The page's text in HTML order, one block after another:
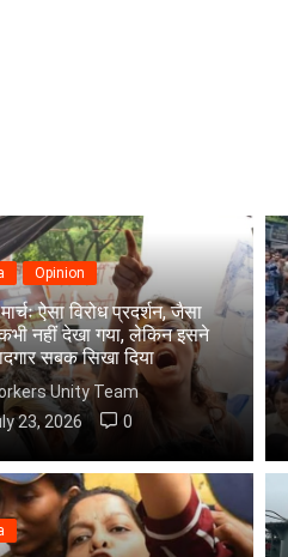
Opinion
ऐसा विरोध प्रदर्शन, जैसा
नहीं देखा गया, लेकिन इसने
सबक सिखा दिया
Unity Team
23, 2026
0